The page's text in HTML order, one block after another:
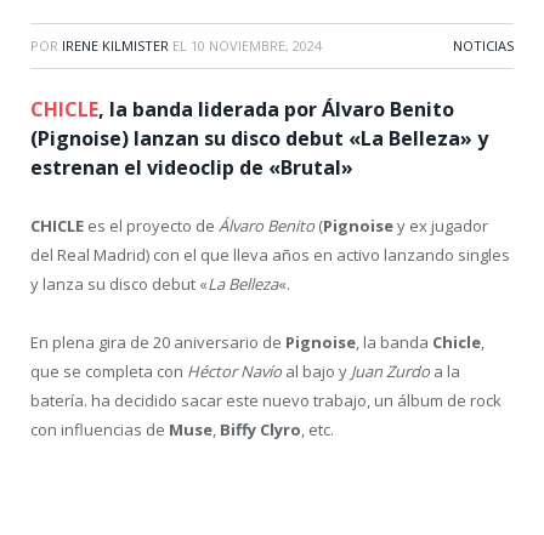
POR IRENE KILMISTER EL 10 NOVIEMBRE, 2024 NOTICIAS
CHICLE, la banda liderada por Álvaro Benito
(Pignoise) lanzan su disco debut «La Belleza» y
estrenan el videoclip de «Brutal»
CHICLE es el proyecto de Álvaro Benito (Pignoisey ex jugador
del Real Madrid) con el que lleva años en activo lanzando singles
y lanza su disco debut «La Belleza«.
En plena gira de 20 aniversario de Pignoise, la banda Chicle,
que se completa con Héctor Navío al bajo y Juan Zurdo a la
batería. ha decidido sacar este nuevo trabajo, un álbum de rock
con influencias de Muse, Biffy Clyro, etc.